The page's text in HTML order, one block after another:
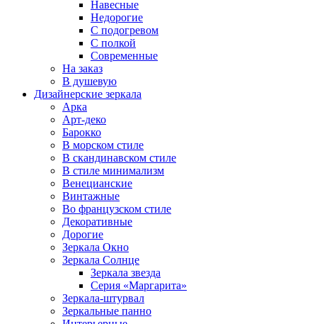
Навесные
Недорогие
С подогревом
С полкой
Современные
На заказ
В душевую
Дизайнерские зеркала
Арка
Арт-деко
Барокко
В морском стиле
В скандинавском стиле
В стиле минимализм
Венецианские
Винтажные
Во французском стиле
Декоративные
Дорогие
Зеркала Окно
Зеркала Солнце
Зеркала звезда
Серия «Маргарита»
Зеркала-штурвал
Зеркальные панно